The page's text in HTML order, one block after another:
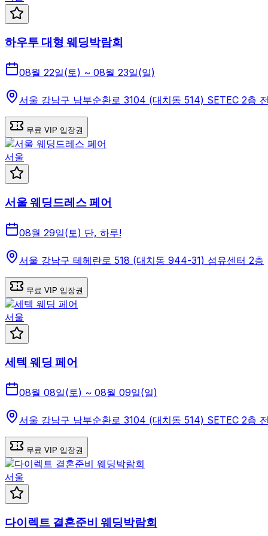
하우투 대형 웨딩박람회
08월 22일(토) ~ 08월 23일(일)
서울 강남구 남부순환로 3104 (대치동 514) SETEC 2층
무료 VIP 입장권
서울
서울 웨딩드레스 페어
08월 29일(토) 단, 하루!
서울 강남구 테헤란로 518 (대치동 944-31) 섬유센터 2층
무료 VIP 입장권
서울
세텍 웨딩 페어
08월 08일(토) ~ 08월 09일(일)
서울 강남구 남부순환로 3104 (대치동 514) SETEC 2층
무료 VIP 입장권
서울
다이렉트 결혼준비 웨딩박람회